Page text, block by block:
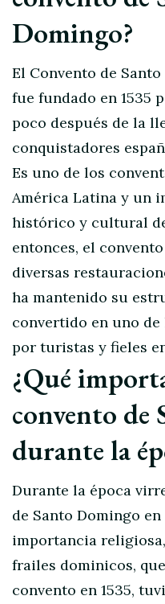
Domingo?
El Convento de
fue fundado en 1535
poco después de la
conquistadores
Es uno de los
América Latina y un
histórico y cultural
entonces, el
diversas
ha mantenido su
convertido en uno
por turistas y fieles
¿Qué
convento de
durante la
Durante la época
de Santo Domingo
importancia
frailes dominicos,
convento en 1535,